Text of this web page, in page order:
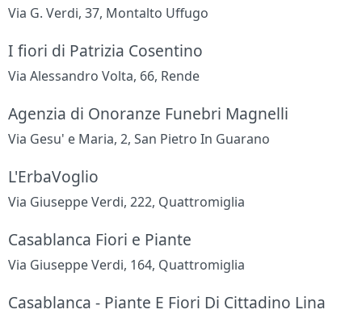
Via G. Verdi, 37, Montalto Uffugo
I fiori di Patrizia Cosentino
Via Alessandro Volta, 66, Rende
Agenzia di Onoranze Funebri Magnelli
Via Gesu' e Maria, 2, San Pietro In Guarano
L'ErbaVoglio
Via Giuseppe Verdi, 222, Quattromiglia
Casablanca Fiori e Piante
Via Giuseppe Verdi, 164, Quattromiglia
Casablanca - Piante E Fiori Di Cittadino Lina